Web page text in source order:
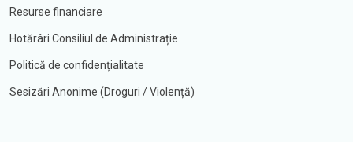
Resurse financiare
Hotărâri Consiliul de Administrație
Politică de confidențialitate
Sesizări Anonime (Droguri / Violență)